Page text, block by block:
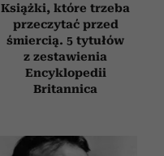
Książki, które trzeba
przeczytać przed
śmiercią. 5 tytułów
z zestawienia
Encyklopedii
Britannica